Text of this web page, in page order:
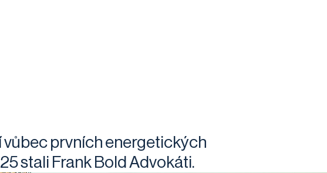
prvních energetických
stali Frank Bold Advokáti.